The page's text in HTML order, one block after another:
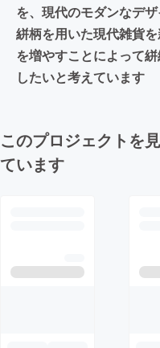
を、現代のモダンなデ
絣柄を用いた現代雑貨
を増やすことによって
したいと考えています
このプロジェクトを
ています